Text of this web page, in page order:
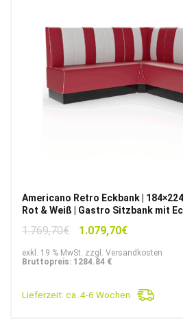
Americano Retro Eckbank |
Rot & Weiß | Gastro Sitzbank mit
1.769,70€
Ursprünglicher
war:
1.079,70€Aktueller
ist:
exkl. 19 % MwSt. zzgl. Versandkosten
Bruttopreis: 1284.84 €
Lieferzeit: ca. 4-6 Wochen